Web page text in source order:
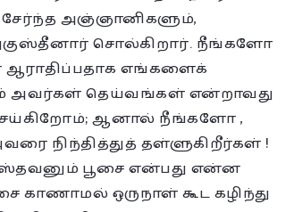
சேர்ந்த அஞ்ஞானிகளும்,
அகுஸ்தீனார் சொல்கிறார். நீங்களோ
எங்களைக்
அவர்கள் தெய்வங்கள் என்றாவது
ஆனால் நீங்களோ ,
நிந்தித்துத் தள்ளுகிறீர்கள் !
பூசை என்பது என்ன
காணாமல் ஒருநாள் கூட கழிந்து